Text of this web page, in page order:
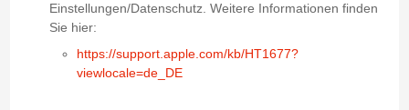
Einstellungen/Datenschutz. Weitere Informationen finden
Sie hier:
https://support.apple.com/kb/HT1677?
viewlocale=de_DE